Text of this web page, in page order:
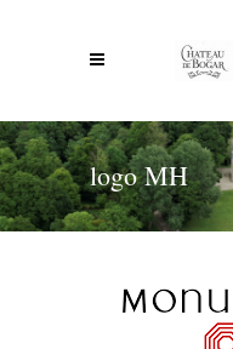
logo MH